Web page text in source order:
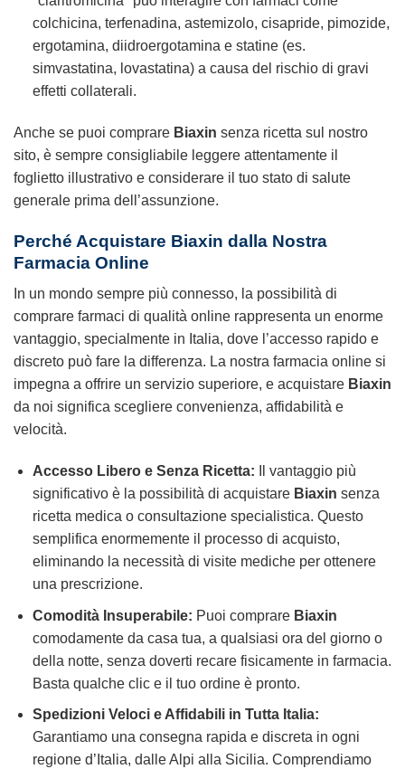
colchicina, terfenadina, astemizolo, cisapride, pimozide,
ergotamina, diidroergotamina e statine (es.
simvastatina, lovastatina) a causa del rischio di gravi
effetti collaterali.
Anche se puoi comprare Biaxin senza ricetta sul nostro
sito, è sempre consigliabile leggere attentamente il
foglietto illustrativo e considerare il tuo stato di salute
generale prima dell’assunzione.
Perché Acquistare Biaxin dalla Nostra
Farmacia Online
In un mondo sempre più connesso, la possibilità di
comprare farmaci di qualità online rappresenta un enorme
vantaggio, specialmente in Italia, dove l’accesso rapido e
discreto può fare la differenza. La nostra farmacia online si
impegna a offrire un servizio superiore, e acquistare Biaxin
da noi significa scegliere convenienza, affidabilità e
velocità.
Accesso Libero e Senza Ricetta: Il vantaggio più
significativo è la possibilità di acquistare Biaxin senza
ricetta medica o consultazione specialistica. Questo
semplifica enormemente il processo di acquisto,
eliminando la necessità di visite mediche per ottenere
una prescrizione.
Comodità Insuperabile: Puoi comprare Biaxin
comodamente da casa tua, a qualsiasi ora del giorno o
della notte, senza doverti recare fisicamente in farmacia.
Basta qualche clic e il tuo ordine è pronto.
Spedizioni Veloci e Affidabili in Tutta Italia:
Garantiamo una consegna rapida e discreta in ogni
regione d’Italia, dalle Alpi alla Sicilia. Comprendiamo